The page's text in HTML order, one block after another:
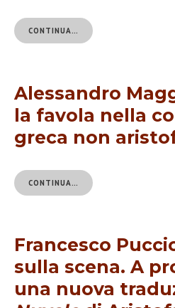
CONTINUA…
Alessandro
la favola nella
greca non
CONTINUA…
Francesco
sulla scena. A
una nuova